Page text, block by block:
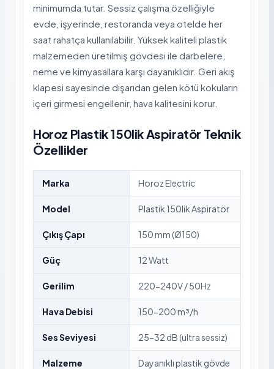
minimumda tutar. Sessiz çalışma özelliğiyle
evde, işyerinde, restoranda veya otelde her
saat rahatça kullanılabilir. Yüksek kaliteli plastik
malzemeden üretilmiş gövdesi ile darbelere,
neme ve kimyasallara karşı dayanıklıdır. Geri akış
klapesi sayesinde dışarıdan gelen kötü kokuların
içeri girmesi engellenir, hava kalitesini korur.
Horoz Plastik 150lik Aspiratör Teknik
Özellikler
Marka Horoz Electric
Model Plastik 150lik Aspiratör
Çıkış Çapı 150 mm (Ø150)
Güç 12 Watt
Gerilim 220-240V / 50Hz
Hava Debisi 150-200 m³/h
Ses Seviyesi 25-32 dB (ultra sessiz)
Malzeme Dayanıklı plastik gövde